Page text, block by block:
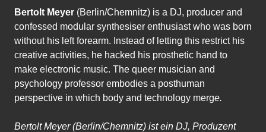
Bertolt Meyer (Berlin/Chemnitz) is a DJ, producer and
confessed modular synthesiser enthusiast who was born
without his left forearm. Instead of letting this restrict his
creative activities, he hacked his prosthetic hand to
make electronic music. The queer musician and
psychology professor embodies a posthuman
perspective in which body and technology merge.
Bertolt Meyer (Berlin/Chemnitz) ist ein DJ, Produzent